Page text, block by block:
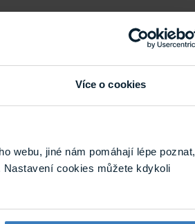
Více o cookies
webu, jiné nám pomáhají lépe poznat,
cookies můžete kdykoli